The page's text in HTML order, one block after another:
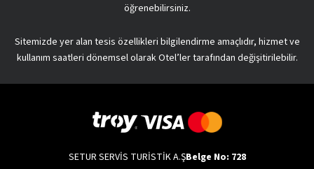
öğrenebilirsiniz.
Sitemizde yer alan tesis özellikleri bilgilendirme amaçlıdır, hizmet ve
kullanım saatleri dönemsel olarak Otel’ler tarafından değişitirilebilir.
SETUR SERVİS TURİSTİK A.ŞBelge No: 728